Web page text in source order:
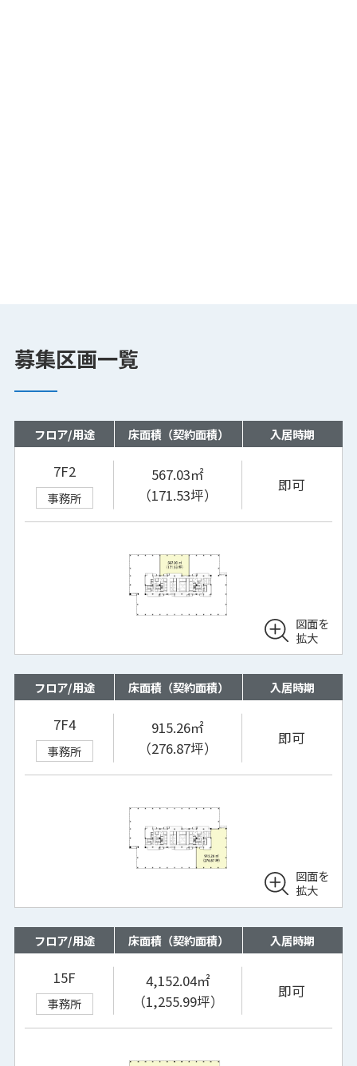
募集区画一覧
フロア/用途 床面積（契約面積） 入居時期
7F2
事務所
567.03㎡
（171.53坪）
即可
図面を
拡大
フロア/用途 床面積（契約面積） 入居時期
7F4
事務所
915.26㎡
（276.87坪）
即可
図面を
拡大
フロア/用途 床面積（契約面積） 入居時期
15F
事務所
4,152.04㎡
（1,255.99坪）
即可